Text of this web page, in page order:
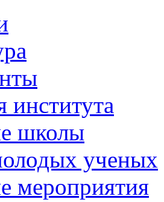
института
школы
ученых
мероприятия